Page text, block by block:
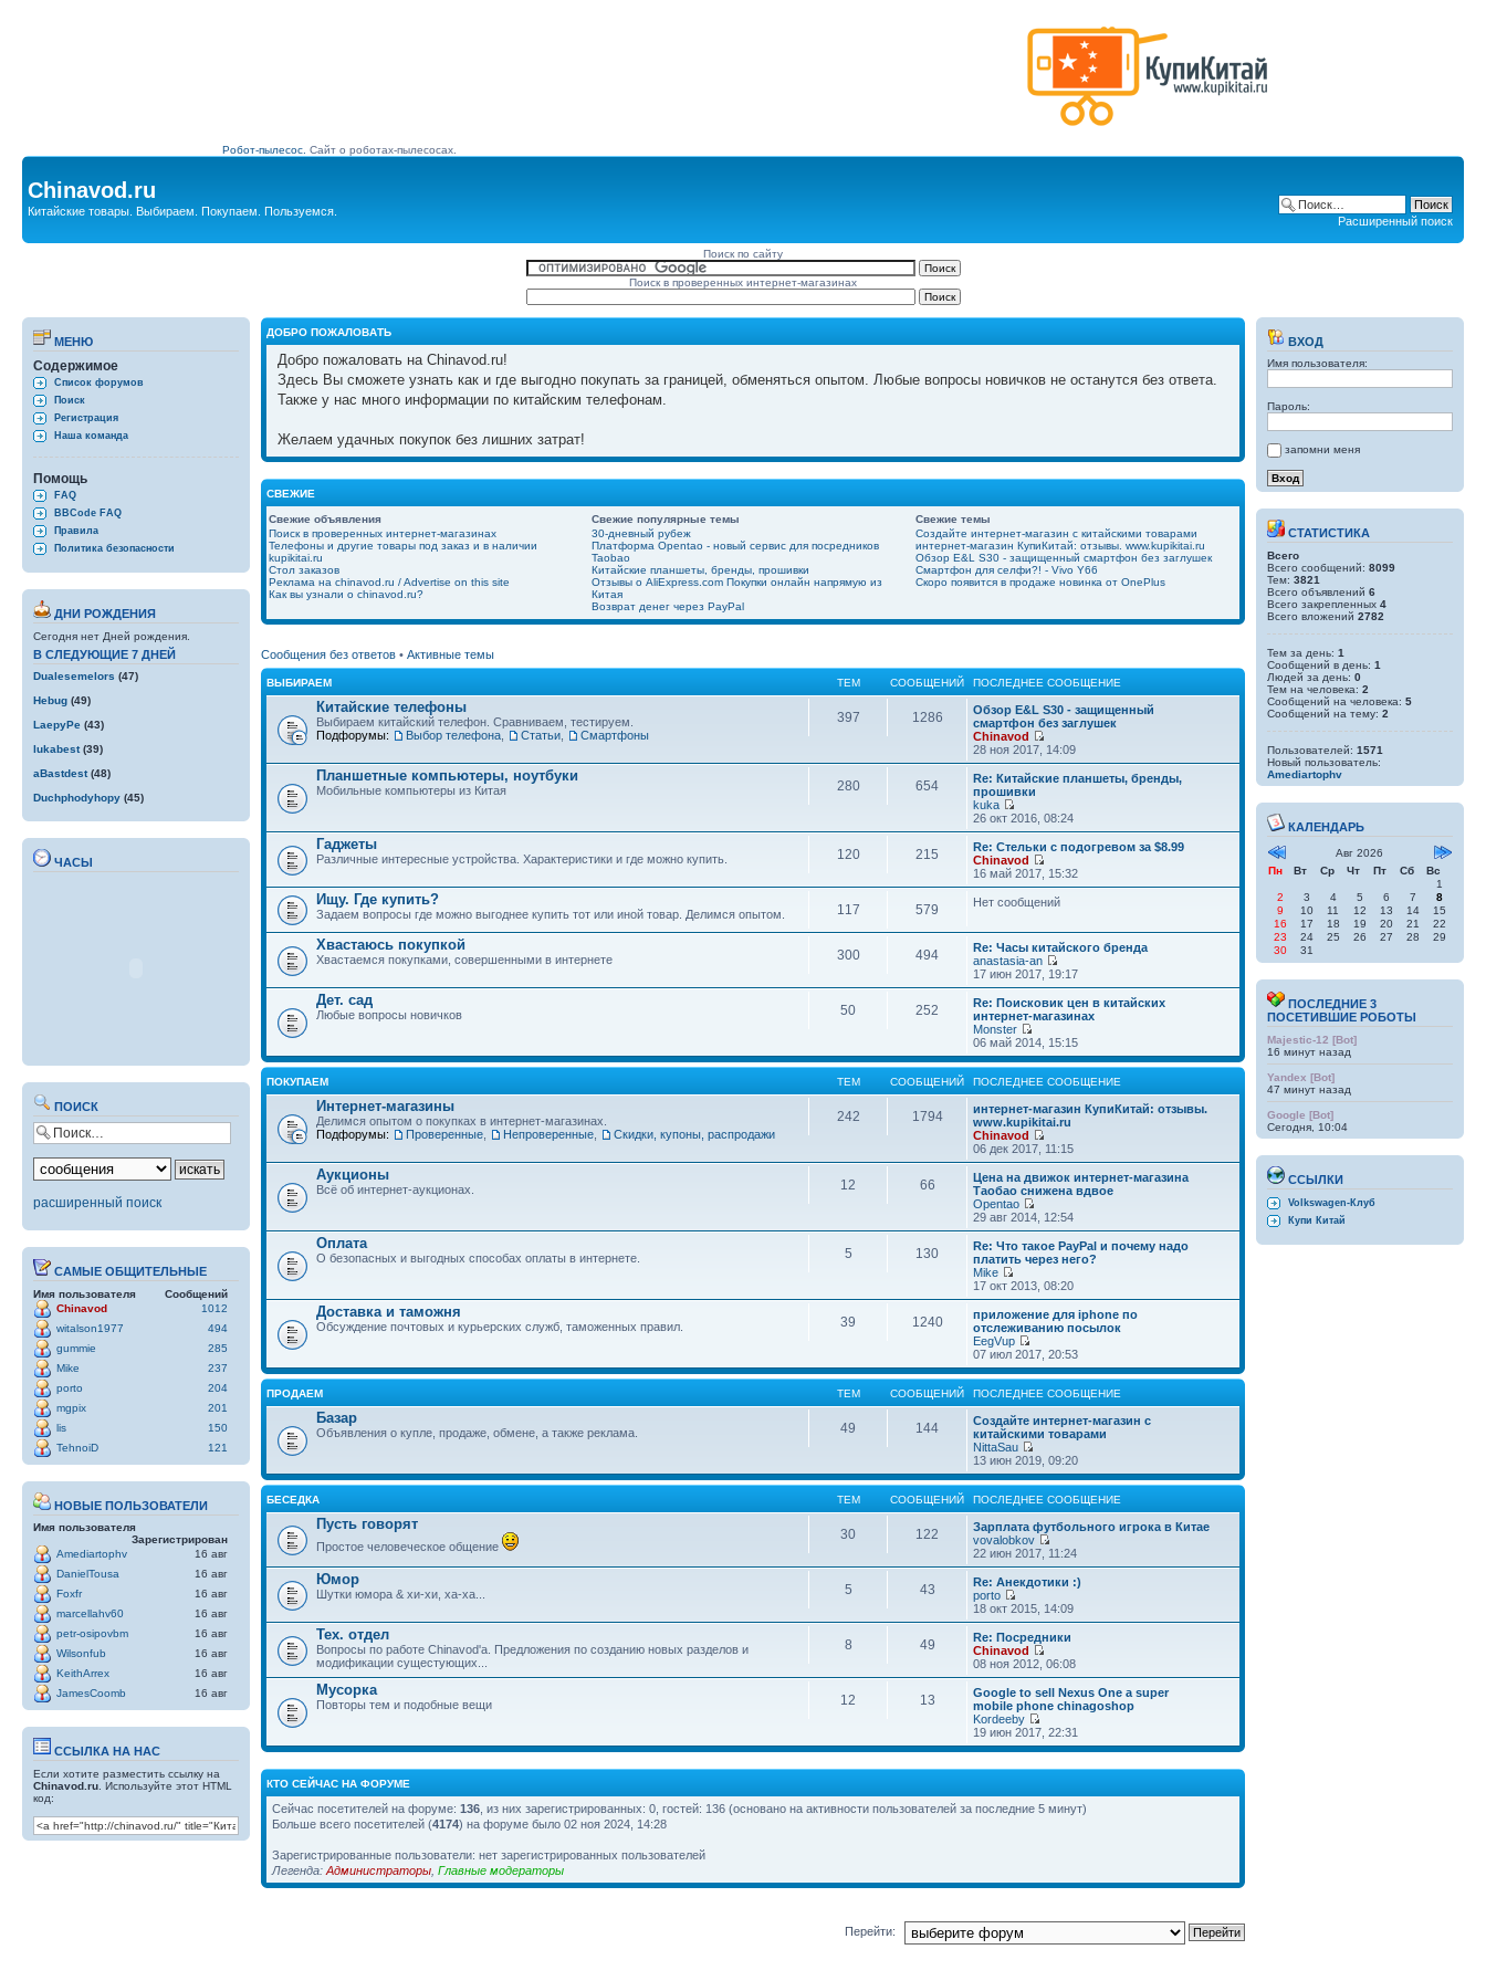
Робот-пылесос. Сайт о роботах-пылесосах.
Chinavod.ru
Китайские товары. Выбираем. Покупаем. Пользуемся.
Расширенный поиск
Поиск по сайту
Поиск в проверенных интернет-магазинах
МЕНЮ
Содержимое
Список форумов
Поиск
Регистрация
Наша команда
Помощь
FAQ
BBCode FAQ
Правила
Политика безопасности
ДНИ РОЖДЕНИЯ
Сегодня нет Дней рождения.
В СЛЕДУЮЩИЕ 7 ДНЕЙ
Dualesemelors (47)
Hebug (49)
LaepyPe (43)
lukabest(39)
aBastdest(48)
Duchphodyhopy (45)
ЧАСЫ
ПОИСК
расширенный поиск
САМЫЕ ОБЩИТЕЛЬНЫЕ
Имя пользователя
Сообщений
Chinavod
1012
witalson1977
494
gummie
285
Mike
237
porto
204
mgpix
201
lis
150
TehnoiD
121
НОВЫЕ ПОЛЬЗОВАТЕЛИ
Имя пользователя
Зарегистрирован
Amediartophv
16 авг
DanielTousa
16 авг
Foxfr
16 авг
marcellahv60
16 авг
petr-osipovbm
16 авг
Wilsonfub
16 авг
KeithArrex
16 авг
JamesCoomb
16 авг
ССЫЛКА НА НАС
Если хотите разместить ссылку на
Chinavod.ru . Используйте этот HTML
код:
ДОБРО ПОЖАЛОВАТЬ
Добро пожаловать на Chinavod.ru!
Здесь Вы сможете узнать как и где выгодно покупать за границей, обменяться опытом. Любые вопросы новичков не останутся без ответа.
Также у нас много информации по китайским телефонам.
Желаем удачных покупок без лишних затрат!
СВЕЖИЕ
Свежие объявления Свежие популярные темы
Свежие темы
Поиск в проверенных интернет-магазинах
Телефоны и другие товары под заказ и в наличии
kupikitai.ru
Стол заказов
Реклама на chinavod.ru / Advertise on this site
Как вы узнали о chinavod.ru?
30-дневный рубеж
Платформа Opentao - новый сервис для посредников
Taobao
Китайские планшеты, бренды, прошивки
Отзывы о AliExpress.com Покупки онлайн напрямую из
Китая
Возврат денег через PayPal
Создайте интернет-магазин с китайскими товарами
интернет-магазин КупиКитай: отзывы. www.kupikitai.ru
Обзор E&L S30 - защищенный смартфон без заглушек
Смартфон для селфи?! - Vivo Y66
Скоро появится в продаже новинка от OnePlus
Сообщения без ответов • Активные темы
ВЫБИРАЕМ ТЕМ СООБЩЕНИЙ ПОСЛЕДНЕЕ СООБЩЕНИЕ
Китайские телефоны
Выбираем китайский телефон. Сравниваем, тестируем.
Подфорумы:
Выбор телефона Статьи Смартфоны
397 1286
Обзор E&L S30 - защищенный
смартфон без заглушек
Chinavod
28 ноя 2017, 14:09
Планшетные компьютеры, ноутбуки
Мобильные компьютеры из Китая 280 654
Re: Китайские планшеты, бренды,
прошивки
kuka
26 окт 2016, 08:24
Гаджеты
Различные интересные устройства. Характеристики и где можно купить. 120 215
Re: Стельки с подогревом за $8.99
Chinavod
16 май 2017, 15:32
Ищу. Где купить?
Задаем вопросы где можно выгоднее купить тот или иной товар. Делимся опытом. 117 579 Нет сообщений
Хвастаюсь покупкой
Хвастаемся покупками, совершенными в интернете 300 494
Re: Часы китайского бренда
anastasia-an
17 июн 2017, 19:17
Дет. сад
Любые вопросы новичков 50 252
Re: Поисковик цен в китайских
интернет-магазинах
Monster
06 май 2014, 15:15
ПОКУПАЕМ ТЕМ СООБЩЕНИЙ ПОСЛЕДНЕЕ СООБЩЕНИЕ
Интернет-магазины
Делимся опытом о покупках в интернет-магазинах.
Подфорумы:
Проверенные Непроверенные Скидки, купоны, распродажи
242 1794
интернет-магазин КупиКитай: отзывы.
www.kupikitai.ru
Chinavod
06 дек 2017, 11:15
Аукционы
Всё об интернет-аукционах. 12 66
Цена на движок интернет-магазина
Таобао снижена вдвое
Opentao
29 авг 2014, 12:54
Оплата
О безопасных и выгодных способах оплаты в интернете. 5 130
Re: Что такое PayPal и почему надо
платить через него?
Mike
17 окт 2013, 08:20
Доставка и таможня
Обсуждение почтовых и курьерских служб, таможенных правил. 39 1240
приложение для iphone по
отслеживанию посылок
EegVup
07 июл 2017, 20:53
ПРОДАЕМ ТЕМ СООБЩЕНИЙ ПОСЛЕДНЕЕ СООБЩЕНИЕ
Базар
Объявления о купле, продаже, обмене, а также реклама. 49 144
Создайте интернет-магазин с
китайскими товарами
NittaSau
13 июн 2019, 09:20
БЕСЕДКА ТЕМ СООБЩЕНИЙ ПОСЛЕДНЕЕ СООБЩЕНИЕ
Пусть говорят
Простое человеческое общение
30 122
Зарплата футбольного игрока в Китае
vovalobkov
22 июн 2017, 11:24
Юмор
Шутки юмора & хи-хи, ха-ха... 5 43
Re: Анекдотики :)
porto
18 окт 2015, 14:09
Тех. отдел
Вопросы по работе Chinavod'а. Предложения по созданию новых разделов и
модификации сущестующих...
8 49
Re: Посредники
Chinavod
08 ноя 2012, 06:08
Мусорка
Повторы тем и подобные вещи 12 13
Google to sell Nexus One a super
mobile phone chinagoshop
Kordeeby
19 июн 2017, 22:31
КТО СЕЙЧАС НА ФОРУМЕ
Сейчас посетителей на форуме: 136 , из них зарегистрированных: 0, гостей: 136 (основано на активности пользователей за последние 5 минут)
Больше всего посетителей (4174) на форуме было 02 ноя 2024, 14:28
Зарегистрированные пользователи: нет зарегистрированных пользователей
Легенда: Администраторы Главные модераторы
Перейти:
ВХОД
Имя пользователя:
Пароль:
запомни меня
СТАТИСТИКА
Всего
Всего сообщений: 8099
Тем: 3821
Всего объявлений 6
Всего закрепленных 4
Всего вложений 2782
Тем за день: 1
Сообщений в день: 1
Людей за день: 0
Тем на человека: 2
Сообщений на человека: 5
Сообщений на тему: 2
Пользователей: 1571
Новый пользователь:
Amediartophv
КАЛЕНДАРЬ
Авг 2026
Пн
Вт Ср Чт Пт Сб
Вс
1
2
3 4 5 6 7
8
9
10 11 12 13 14
15
16
17 18 19 20 21
22
23
24 25 26 27 28
29
30
31
ПОСЛЕДНИЕ 3
ПОСЕТИВШИЕ РОБОТЫ
Majestic-12 [Bot]
16 минут назад
Yandex [Bot]
47 минут назад
Google [Bot]
Сегодня, 10:04
ССЫЛКИ
Volkswagen-Клуб
Купи Китай